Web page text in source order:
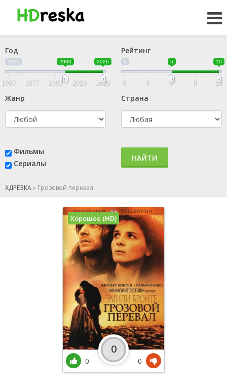
Год
1960 2000 2026
1960 1977 1993 2010 2026
Рейтинг
0 5 10
0 3 5 8 10
Жанр Страна
Фильмы
Сериалы
НАЙТИ
ХДРЕЗКА» Грозовой перевал
Хорошее (HD)
0
0
0